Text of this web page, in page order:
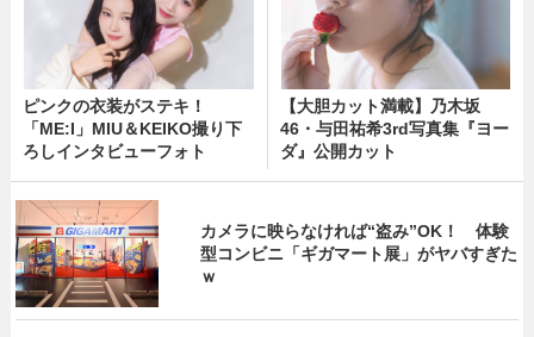
ピンクの衣装がステキ！
「ME:I」MIU＆KEIKO撮り下
ろしインタビューフォト
【大胆カット満載】乃木坂
46・与田祐希3rd写真集『ヨー
ダ』公開カット
カメラに映らなければ“盗み”OK！ 体験
型コンビニ「ギガマート展」がヤバすぎた
ｗ